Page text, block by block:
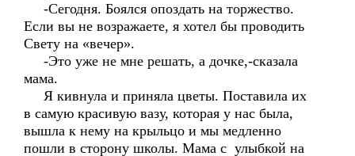
-Сегодня. Боялся опоздать на торжество.
Если вы не возражаете, я хотел бы проводить
Свету на «вечер».
-Это уже не мне решать, а дочке,-сказала
мама.
Я кивнула и приняла цветы. Поставила их
в самую красивую вазу, которая у нас была,
вышла к нему на крыльцо и мы медленно
пошли в сторону школы. Мама с улыбкой на